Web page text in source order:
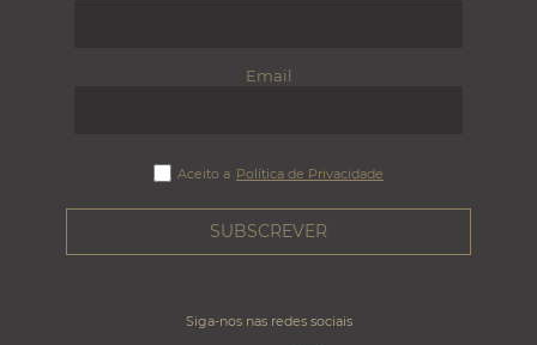
Email
Aceito a Política de Privacidade
Siga-nos nas redes sociais